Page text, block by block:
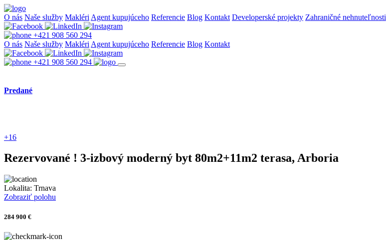
O nás Naše služby Makléri Agent kupujúceho Referencie Blog Kontakt Developerské projekty Zahraničné nehnuteľnosti
+421 908 560 294
O nás Naše služby Makléri Agent kupujúceho Referencie Blog Kontakt
+421 908 560 294
Predané
+16
Rezervované ! 3-izbový moderný byt 80m2+11m2 terasa, Arboria
Lokalita: Trnava
Zobraziť polohu
284 900 €